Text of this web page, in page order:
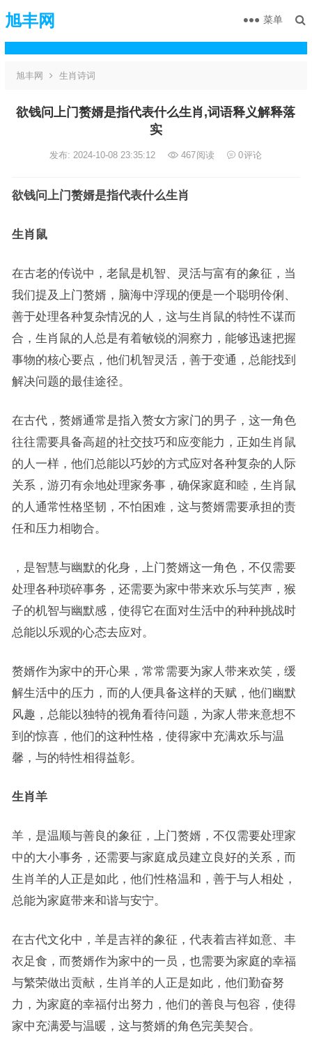
旭丰网 菜单
旭丰网 生肖诗词
欲钱问上门赘婿是指代表什么生肖,词语释义解释落
实
发布: 2024-10-08 23:35:12 467阅读 0评论
欲钱问上门赘婿是指代表什么生肖
生肖鼠
在古老的传说中，老鼠是机智、灵活与富有的象征，当
我们提及上门赘婿，脑海中浮现的便是一个聪明伶俐、
善于处理各种复杂情况的人，这与生肖鼠的特性不谋而
合，生肖鼠的人总是有着敏锐的洞察力，能够迅速把握
事物的核心要点，他们机智灵活，善于变通，总能找到
解决问题的最佳途径。
在古代，赘婿通常是指入赘女方家门的男子，这一角色
往往需要具备高超的社交技巧和应变能力，正如生肖鼠
的人一样，他们总能以巧妙的方式应对各种复杂的人际
关系，游刃有余地处理家务事，确保家庭和睦，生肖鼠
的人通常性格坚韧，不怕困难，这与赘婿需要承担的责
任和压力相吻合。
，是智慧与幽默的化身，上门赘婿这一角色，不仅需要
处理各种琐碎事务，还需要为家中带来欢乐与笑声，猴
子的机智与幽默感，使得它在面对生活中的种种挑战时
总能以乐观的心态去应对。
赘婿作为家中的开心果，常常需要为家人带来欢笑，缓
解生活中的压力，而的人便具备这样的天赋，他们幽默
风趣，总能以独特的视角看待问题，为家人带来意想不
到的惊喜，他们的这种性格，使得家中充满欢乐与温
馨，与的特性相得益彰。
生肖羊
羊，是温顺与善良的象征，上门赘婿，不仅需要处理家
中的大小事务，还需要与家庭成员建立良好的关系，而
生肖羊的人正是如此，他们性格温和，善于与人相处，
总能为家庭带来和谐与安宁。
在古代文化中，羊是吉祥的象征，代表着吉祥如意、丰
衣足食，而赘婿作为家中的一员，也需要为家庭的幸福
与繁荣做出贡献，生肖羊的人正是如此，他们勤奋努
力，为家庭的幸福付出努力，他们的善良与包容，使得
家中充满爱与温暖，这与赘婿的角色完美契合。